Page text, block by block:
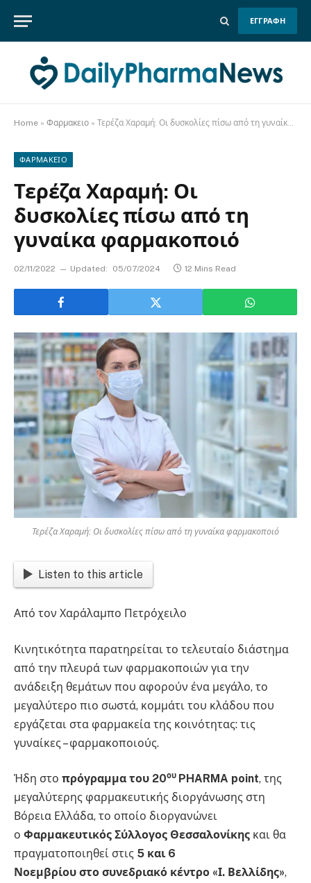
ΕΓΓΡΑΦΗ
Home » Φαρμακειο » Τερέζα Χαραμή: Οι δυσκολίες πίσω από τη γυναίκα φαρμακοποιό
ΦΑΡΜΑΚΕΙΟ
Τερέζα Χαραμή: Οι
δυσκολίες πίσω από τη
γυναίκα φαρμακοποιό
02/11/2022 Updated: 05/07/2024 12 Mins Read
Τερέζα Χαραμή: Οι δυσκολίες πίσω από τη γυναίκα φαρμακοποιό
Listen to this article
Από τον Χαράλαμπο Πετρόχειλο
Κινητικότητα παρατηρείται το τελευταίο διάστημα
από την πλευρά των φαρμακοποιών για την
ανάδειξη θεμάτων που αφορούν ένα μεγάλο, το
μεγαλύτερο πιο σωστά, κομμάτι του κλάδου που
εργάζεται στα φαρμακεία της κοινότητας: τις
γυναίκες – φαρμακοποιούς.
Ήδη στο πρόγραμμα του 20ου PHARMA point, της
μεγαλύτερης φαρμακευτικής διοργάνωσης στη
Βόρεια Ελλάδα, το οποίο διοργανώνει
ο Φαρμακευτικός Σύλλογος Θεσσαλονίκης και θα
πραγματοποιηθεί στις 5 και 6
Νοεμβρίου στο συνεδριακό κέντρο «Ι. Βελλίδης»,